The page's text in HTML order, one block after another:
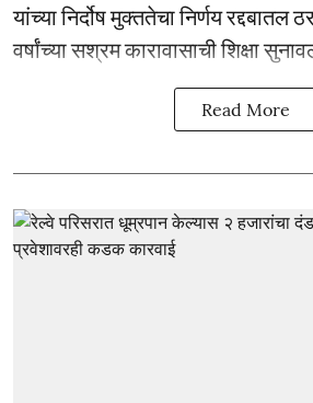
यांच्या निर्दोष मुक्ततेचा निर्णय रद्दबातल
वर्षांच्या सश्रम कारावासाची शिक्षा
Read More